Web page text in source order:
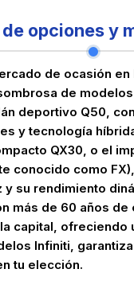
opciones y
de ocasión
de
deportivo Q50,
y tecnología
QX30, o el
conocido como
y su rendimiento
más de 60 años de
capital, ofreciendo
Infiniti,
tu elección.